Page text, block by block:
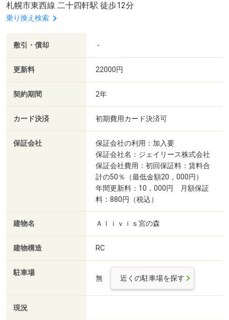
札幌市東西線 二十四軒駅 徒歩12分
乗り換え検索
敷引・償却 -
更新料 22000円
契約期間 2年
カード決済 初期費用カード決済可
保証会社
保証会社の利用：加入要
保証会社名：ジェイリース株式会社
保証会社費用：初回保証料：賃料合
計の50％（最低金額20，000円）
年間更新料：10，000円 月額保証
料：880円（税込）
建物名 Ａｌｉｖｉｓ宮の森
建物構造 RC
駐車場
無 近くの駐車場を探す
現況